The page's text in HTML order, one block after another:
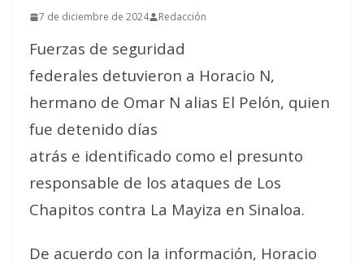
7 de diciembre de 2024 Redacción
Fuerzas de seguridad
federales detuvieron a Horacio N,
hermano de Omar N alias El Pelón, quien
fue detenido días
atrás e identificado como el presunto
responsable de los ataques de Los
Chapitos contra La Mayiza en Sinaloa.
De acuerdo con la información, Horacio